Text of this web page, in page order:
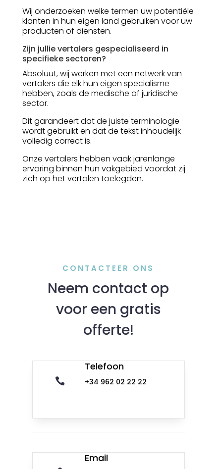
Wij onderzoeken welke termen uw potentiële
klanten in hun eigen land gebruiken voor uw
producten of diensten.
Zijn jullie vertalers gespecialiseerd in
specifieke sectoren?
Absoluut, wij werken met een netwerk van
vertalers die elk hun eigen specialisme
hebben, zoals de medische of juridische
sector.
Dit garandeert dat de juiste terminologie
wordt gebruikt en dat de tekst inhoudelijk
volledig correct is.
Onze vertalers hebben vaak jarenlange
ervaring binnen hun vakgebied voordat zij
zich op het vertalen toelegden.
CONTACTEER ONS
Neem contact op
voor een gratis
offerte!

Telefoon
+34 962 02 22 22
Email